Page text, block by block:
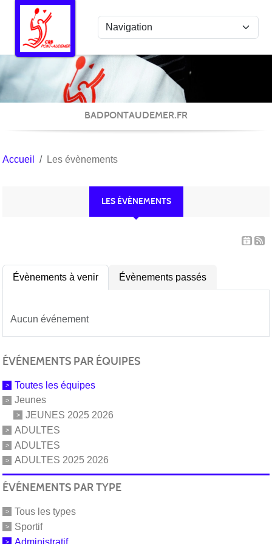
BADPONTAUDEMER.FR
Accueil Les évènements
LES ÉVÈNEMENTS
Évènements à venir Évènements passés
Aucun événement
ÉVÉNEMENTS PAR ÉQUIPES
Toutes les équipes
Jeunes
JEUNES 2025 2026
ADULTES
ADULTES
ADULTES 2025 2026
ÉVÉNEMENTS PAR TYPE
Tous les types
Sportif
Administratif
Panneau de gestion des cookies